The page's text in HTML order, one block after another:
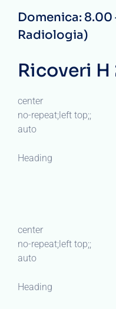
Domenica:
Radiologia)
Ricoveri H
center
no-repeat;left top;;
auto
Heading
center
no-repeat;left top;;
auto
Heading